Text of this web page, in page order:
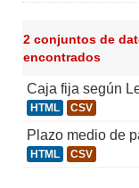
2 conjuntos de
encontrados
Caja fija según
HTML CSV
Plazo medio de
HTML CSV